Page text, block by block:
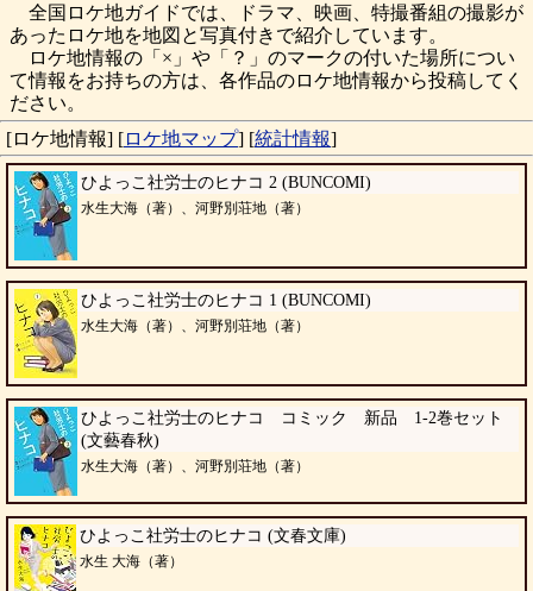
全国ロケ地ガイドでは、ドラマ、映画、特撮番組の撮影が
あったロケ地を地図と写真付きで紹介しています。
ロケ地情報の「×」や「？」のマークの付いた場所につい
て情報をお持ちの方は、各作品のロケ地情報から投稿してく
ださい。
[ロケ地情報] [ロケ地マップ] [統計情報]
ひよっこ社労士のヒナコ 2 (BUNCOMI)
水生大海（著）、河野別荘地（著）
ひよっこ社労士のヒナコ 1 (BUNCOMI)
水生大海（著）、河野別荘地（著）
ひよっこ社労士のヒナコ コミック 新品 1-2巻セット
(文藝春秋)
水生大海（著）、河野別荘地（著）
ひよっこ社労士のヒナコ (文春文庫)
水生 大海（著）